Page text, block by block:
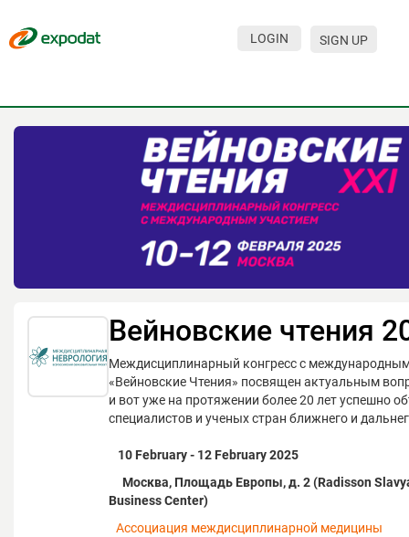
LOGIN SIGN UP
Вейновские чтения
Междисциплинарный конгресс с
«Вейновские Чтения» посвящен актуальным
и вот уже на протяжении более 20 лет успешно
специалистов и ученых стран ближнего и
10 February - 12 February 2025
Москва, Площадь Европы, д. 2 (Radisson
Business Center)
Ассоциация междисциплинарной медицины
For organizations
For organizers